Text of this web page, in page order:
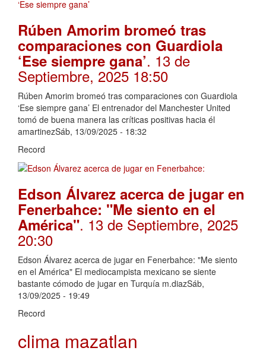
Rúben Amorim bromeó tras
comparaciones con Guardiola
‘Ese siempre gana’. 13 de
Septiembre, 2025 18:50
Rúben Amorim bromeó tras comparaciones con Guardiola
‘Ese siempre gana’ El entrenador del Manchester United
tomó de buena manera las críticas positivas hacia él
amartinezSáb, 13/09/2025 - 18:32
Record
Edson Álvarez acerca de jugar en
Fenerbahce: "Me siento en el
América". 13 de Septiembre, 2025
20:30
Edson Álvarez acerca de jugar en Fenerbahce: "Me siento
en el América" El mediocampista mexicano se siente
bastante cómodo de jugar en Turquía m.diazSáb,
13/09/2025 - 19:49
Record
clima mazatlan